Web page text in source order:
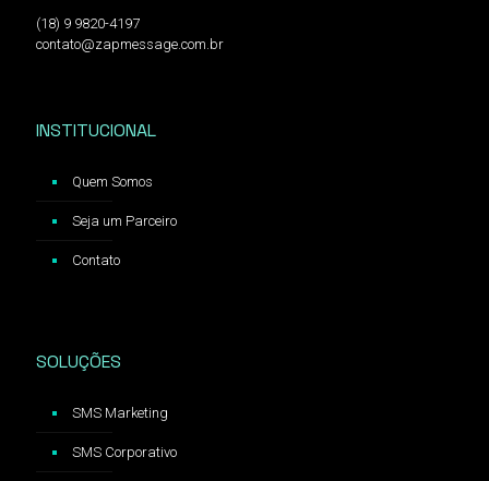
(18) 9 9820-4197
contato@zapmessage.com.br
INSTITUCIONAL
Quem Somos
Seja um Parceiro
Contato
SOLUÇÕES
SMS Marketing
SMS Corporativo